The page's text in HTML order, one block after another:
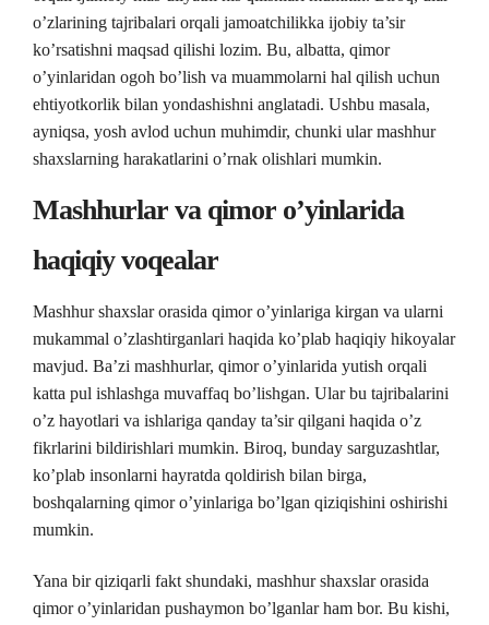
o’zlarining tajribalari orqali jamoatchilikka ijobiy ta’sir
ko’rsatishni maqsad qilishi lozim. Bu, albatta, qimor
o’yinlaridan ogoh bo’lish va muammolarni hal qilish uchun
ehtiyotkorlik bilan yondashishni anglatadi. Ushbu masala,
ayniqsa, yosh avlod uchun muhimdir, chunki ular mashhur
shaxslarning harakatlarini o’rnak olishlari mumkin.
Mashhurlar va qimor o’yinlarida
haqiqiy voqealar
Mashhur shaxslar orasida qimor o’yinlariga kirgan va ularni
mukammal o’zlashtirganlari haqida ko’plab haqiqiy hikoyalar
mavjud. Ba’zi mashhurlar, qimor o’yinlarida yutish orqali
katta pul ishlashga muvaffaq bo’lishgan. Ular bu tajribalarini
o’z hayotlari va ishlariga qanday ta’sir qilgani haqida o’z
fikrlarini bildirishlari mumkin. Biroq, bunday sarguzashtlar,
ko’plab insonlarni hayratda qoldirish bilan birga,
boshqalarning qimor o’yinlariga bo’lgan qiziqishini oshirishi
mumkin.
Yana bir qiziqarli fakt shundaki, mashhur shaxslar orasida
qimor o’yinlaridan pushaymon bo’lganlar ham bor. Bu kishi,